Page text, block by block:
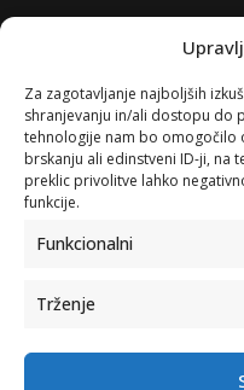
Za zagotavljanje najboljših
shranjevanju in/ali dostopu do
tehnologije nam bo omogočilo
brskanju ali edinstveni ID-ji, na
preklic privolitve lahko
funkcije.
Funkcionalni
Trženje